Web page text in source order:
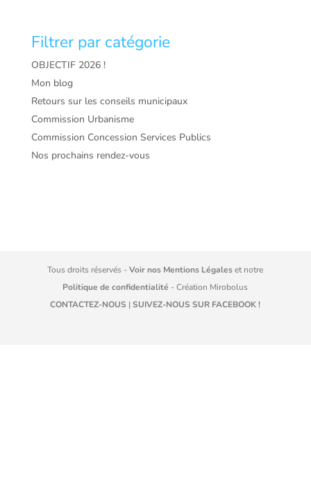
Filtrer par catégorie
OBJECTIF 2026 !
Mon blog
Retours sur les conseils municipaux
Commission Urbanisme
Commission Concession Services Publics
Nos prochains rendez-vous
Tous droits réservés -Voir nos Mentions Légaleset notre
Politique de confidentialité - Création Mirobolus
CONTACTEZ-NOUS |SUIVEZ-NOUS SUR FACEBOOK !